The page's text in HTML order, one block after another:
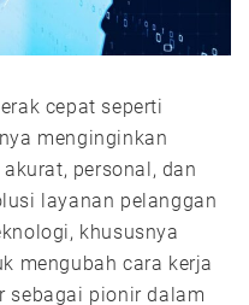
cepat seperti
menginginkan
personal, dan
layanan pelanggan
khususnya
mengubah cara kerja
sebagai pionir dalam